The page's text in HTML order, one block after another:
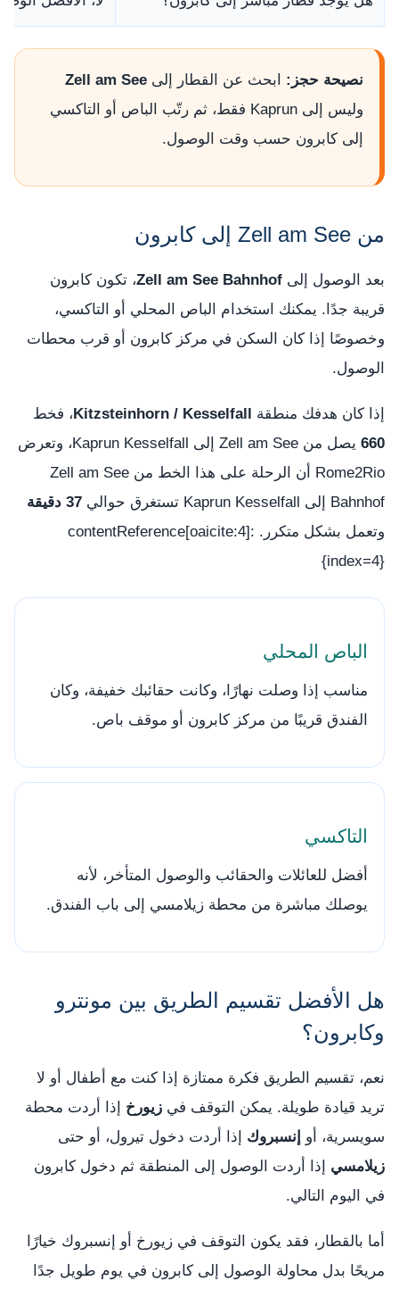
نصيحة حجز: ابحث عن القطار إلى Zell am See
وليس إلى Kaprun فقط، ثم رتّب الباص أو التاكسي
إلى كابرون حسب وقت الوصول.
من Zell am See إلى كابرون
بعد الوصول إلى Zell am See Bahnhof، تكون كابرون
قريبة جدًا. يمكنك استخدام الباص المحلي أو التاكسي،
وخصوصًا إذا كان السكن في مركز كابرون أو قرب محطات
الوصول.
إذا كان هدفك منطقة Kitzsteinhorn / Kesselfall، فخط
660
يصل من Zell am See إلى Kaprun Kesselfall، وتعرض
Rome2Rio أن الرحلة على هذا الخط من Zell am See
Bahnhof إلى Kaprun Kesselfall تستغرق حوالي
37 دقيقة
وتعمل بشكل متكرر. :contentReference[oaicite:4]
{index=4}
الباص المحلي
مناسب إذا وصلت نهارًا، وكانت حقائبك خفيفة، وكان
الفندق قريبًا من مركز كابرون أو موقف باص.
التاكسي
أفضل للعائلات والحقائب والوصول المتأخر، لأنه
يوصلك مباشرة من محطة زيلامسي إلى باب الفندق.
هل الأفضل تقسيم الطريق بين مونترو
وكابرون؟
نعم، تقسيم الطريق فكرة ممتازة إذا كنت مع أطفال أو لا
تريد قيادة طويلة. يمكن التوقف في زيورخ إذا أردت محطة
سويسرية، أو
إنسبروك إذا أردت دخول تيرول، أو حتى
زيلامسي إذا أردت الوصول إلى المنطقة ثم دخول كابرون
في اليوم التالي.
أما بالقطار، فقد يكون التوقف في زيورخ أو إنسبروك خيارًا
مريحًا بدل محاولة الوصول إلى كابرون في يوم طويل جدًا